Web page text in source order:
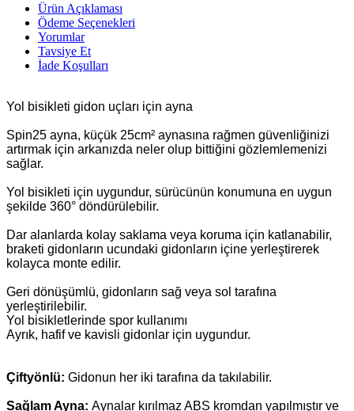
Ürün Açıklaması
Ödeme Seçenekleri
Yorumlar
Tavsiye Et
İade Koşulları
Yol bisikleti gidon uçları için ayna
Spin25 ayna, küçük 25cm² aynasına rağmen güvenliğinizi
artırmak için arkanızda neler olup bittiğini gözlemlemenizi
sağlar.
Yol bisikleti için uygundur, sürücünün konumuna en uygun
şekilde 360° döndürülebilir.
Dar alanlarda kolay saklama veya koruma için katlanabilir,
braketi gidonların ucundaki gidonların içine yerleştirerek
kolayca monte edilir.
Geri dönüşümlü, gidonların sağ veya sol tarafına
yerleştirilebilir.
Yol bisikletlerinde spor kullanımı
Ayrık, hafif ve kavisli gidonlar için uygundur.
Çiftyönlü: Gidonun her iki tarafına da takılabilir.
Sağlam Ayna: Aynalar kırılmaz ABS kromdan yapılmıştır ve